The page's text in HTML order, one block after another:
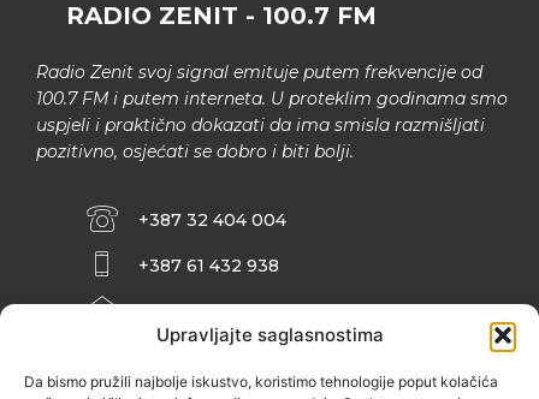
Upravljajte saglasnostima
Da bismo pružili najbolje iskustvo, koristimo tehnologije poput kolačića
RADIO ZENIT - 100.7 FM
Radio Zenit svoj signal emituje putem frekvencije od
100.7 FM i putem interneta. U proteklim godinama smo
uspjeli i praktično dokazati da ima smisla razmišljati
pozitivno, osjećati se dobro i biti bolji.
+387 32 404 004
+387 61 432 938
ZENIČANKA, 3. SPRAT), 72000 ZENICA